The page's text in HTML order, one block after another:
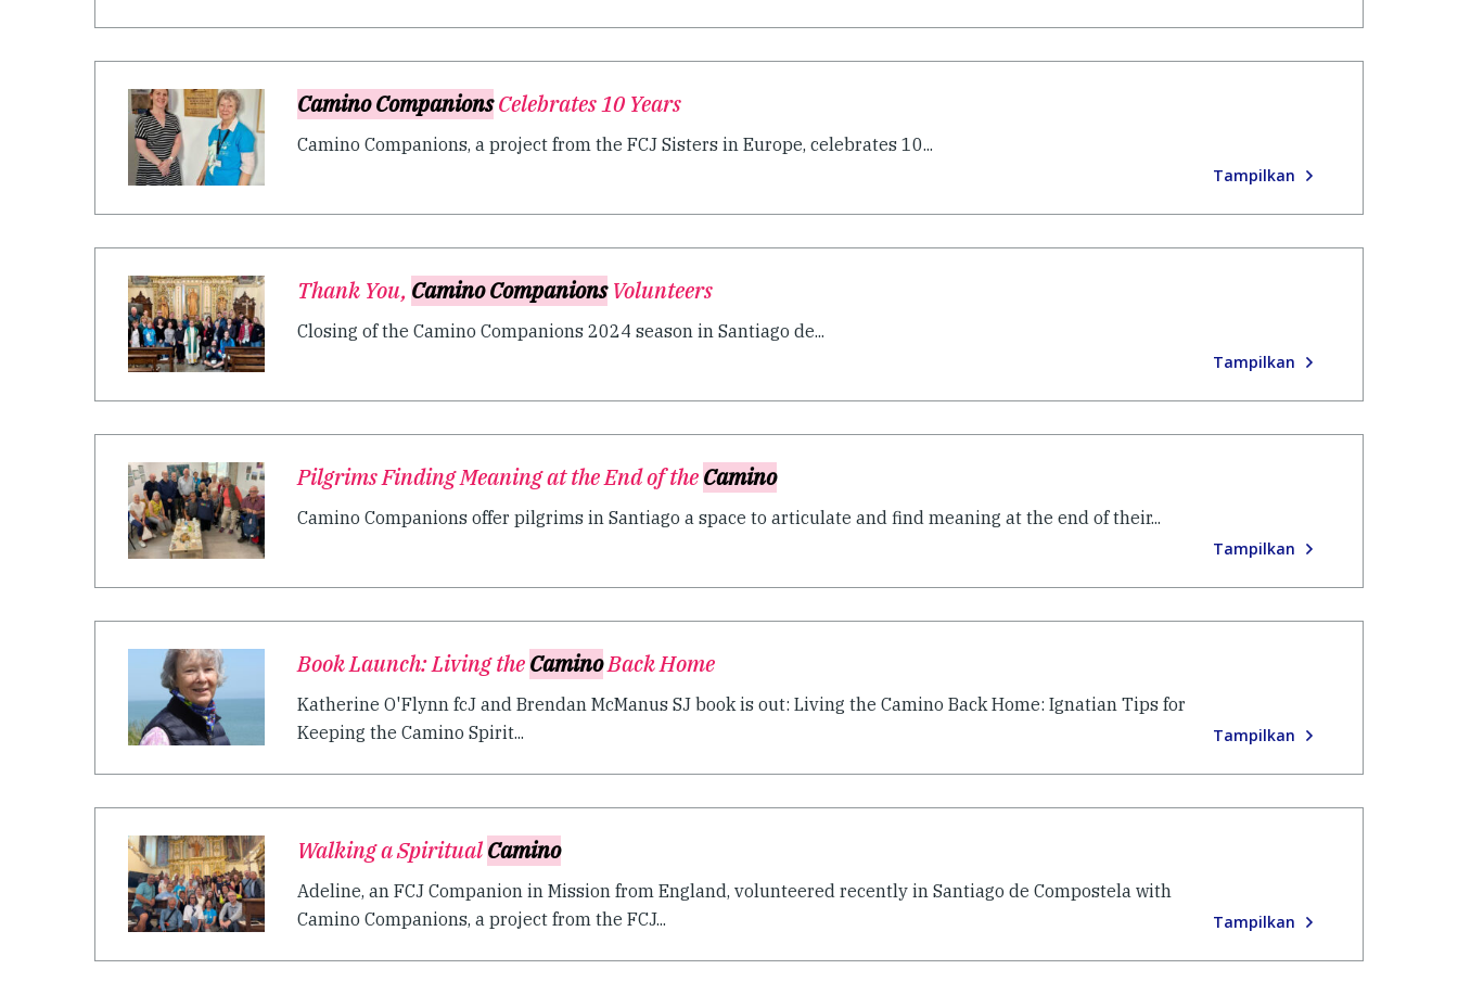
Camino CompanionsCelebrates 10 Years
Camino Companions, a project from the FCJ Sisters in Europe, celebrates 10...
Tampilkan
Thank You, Camino CompanionsVolunteers
Closing of the Camino Companions 2024 season in Santiago de...
Tampilkan
Pilgrims Finding Meaning at the End of theCamino
Camino Companions offer pilgrims in Santiago a space to articulate and find meaning at the end of their...
Tampilkan
Book Launch: Living theCaminoBack Home
Katherine O'Flynn fcJ and Brendan McManus SJ book is out: Living the Camino Back Home: Ignatian Tips for
Keeping the Camino Spirit...
Tampilkan
Walking a SpiritualCamino
Adeline, an FCJ Companion in Mission from England, volunteered recently in Santiago de Compostela with
Camino Companions, a project from the FCJ...
Tampilkan